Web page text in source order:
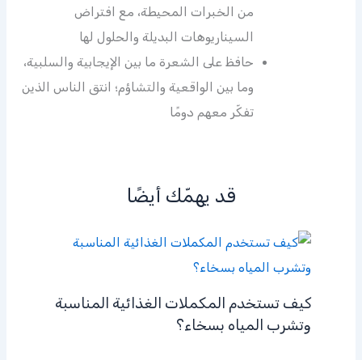
من الخبرات المحيطة، مع افتراض
السيناريوهات البديلة والحلول لها
حافظ على الشعرة ما بين الإيجابية والسلبية،
وما بين الواقعية والتشاؤم؛ انتق الناس الذين
تفكّر معهم دومًا
قد يهمّك أيضًا
كيف تستخدم المكملات الغذائية المناسبة
وتشرب المياه بسخاء؟